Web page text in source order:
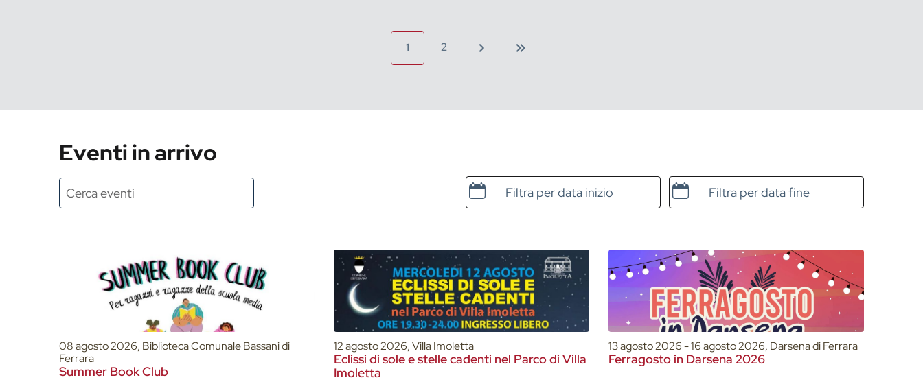
1 2
Eventi in arrivo
Data e ora di inizio Data e ora di fine
08 agosto 2026, Biblioteca Comunale Bassani di
Ferrara
Summer Book Club
12 agosto 2026, Villa Imoletta
Eclissi di sole e stelle cadenti nel Parco di Villa
Imoletta
13 agosto 2026 - 16 agosto 2026, Darsena di Ferrara
Ferragosto in Darsena 2026